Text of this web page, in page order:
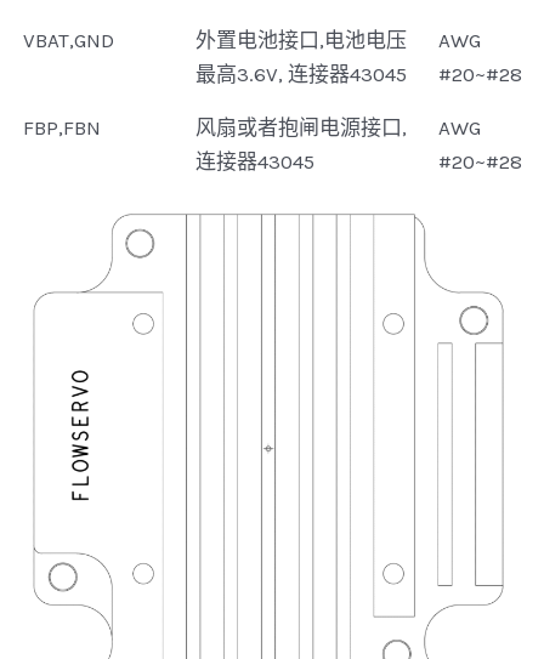
VBAT,GND
外置电池接口,电池电压
最高3.6V, 连接器43045
AWG
#20~#28
FBP,FBN
风扇或者抱闸电源接口,
连接器43045
AWG
#20~#28